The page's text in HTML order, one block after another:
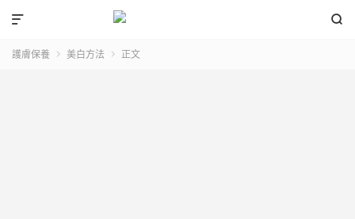


護膚保養  美白方法  正文